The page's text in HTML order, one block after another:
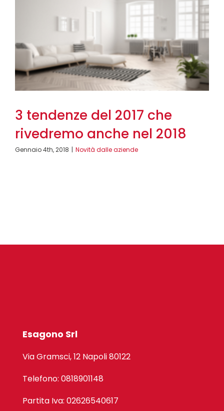
3 tendenze del 2017 che
rivedremo anche nel 2018
Gennaio 4th, 2018 | Novità dalle aziende
Esagono Srl
Via Gramsci, 12 Napoli 80122
Telefono: 0818901148
Partita Iva: 02626540617